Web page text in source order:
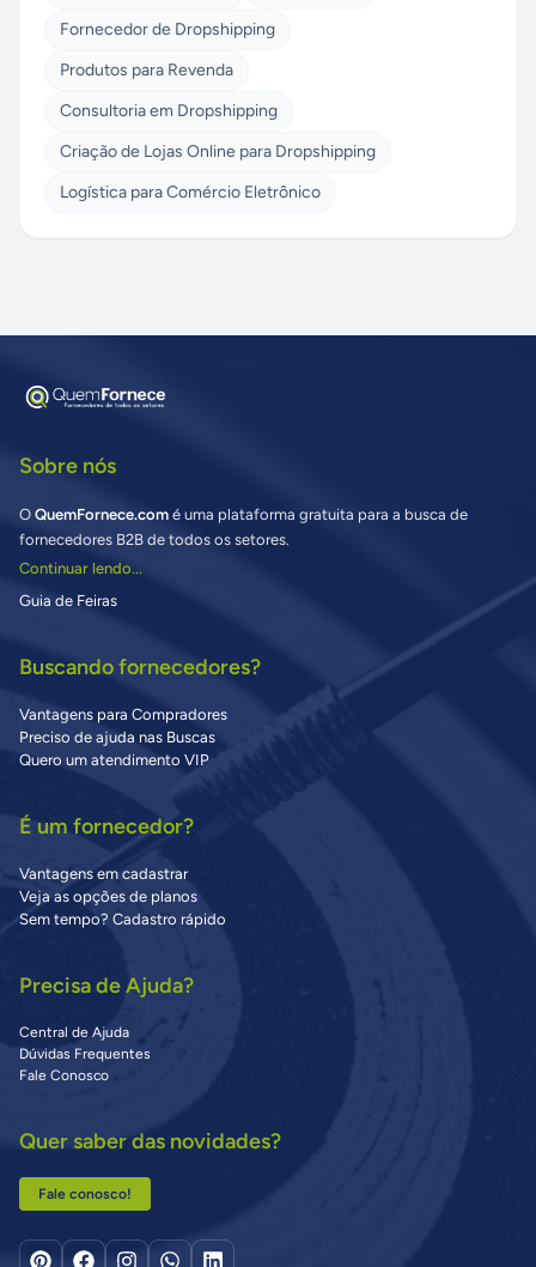
Fornecedor de Dropshipping
Produtos para Revenda
Consultoria em Dropshipping
Criação de Lojas Online para Dropshipping
Logística para Comércio Eletrônico
Sobre nós
O QuemFornece.com é uma plataforma gratuita para a busca de
fornecedores B2B de todos os setores.
Continuar lendo...
Guia de Feiras
Buscando fornecedores?
Vantagens para Compradores
Preciso de ajuda nas Buscas
Quero um atendimento VIP
É um fornecedor?
Vantagens em cadastrar
Veja as opções de planos
Sem tempo? Cadastro rápido
Precisa de Ajuda?
Central de Ajuda
Dúvidas Frequentes
Fale Conosco
Quer saber das novidades?
Fale conosco!